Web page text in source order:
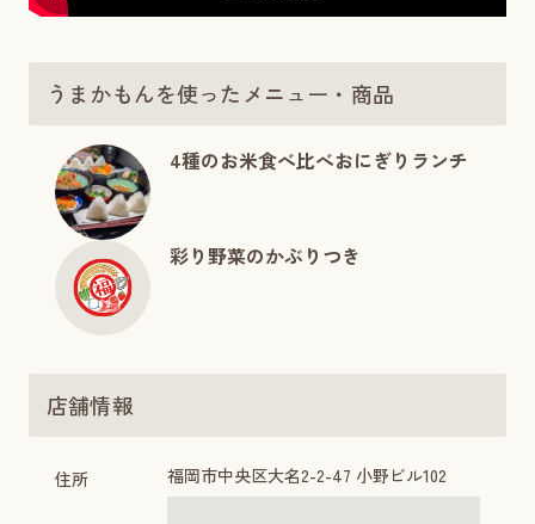
うまかもんを使ったメニュー・商品
4種のお米食べ比べおにぎりランチ
彩り野菜のかぶりつき
店舗情報
住所 福岡市中央区大名2-2-47 小野ビル102